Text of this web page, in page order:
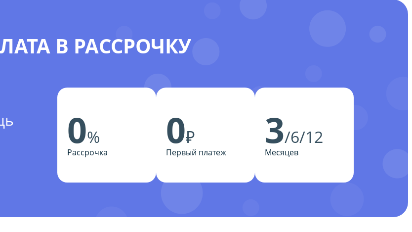
В РАССРОЧКУ
0%
Рассрочка 0₽
Первый платеж 3/6/12
Месяцев